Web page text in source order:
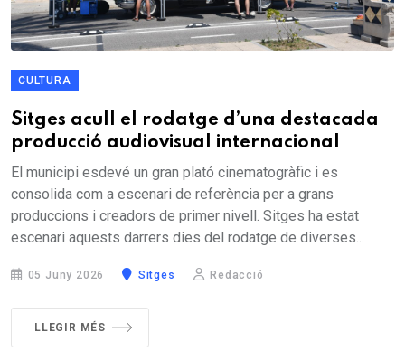
CULTURA
Sitges acull el rodatge d’una destacada
producció audiovisual internacional
El municipi esdevé un gran plató cinematogràfic i es
consolida com a escenari de referència per a grans
produccions i creadors de primer nivell. Sitges ha estat
escenari aquests darrers dies del rodatge de diverses...
05 Juny 2026 Sitges Redacció
LLEGIR MÉS